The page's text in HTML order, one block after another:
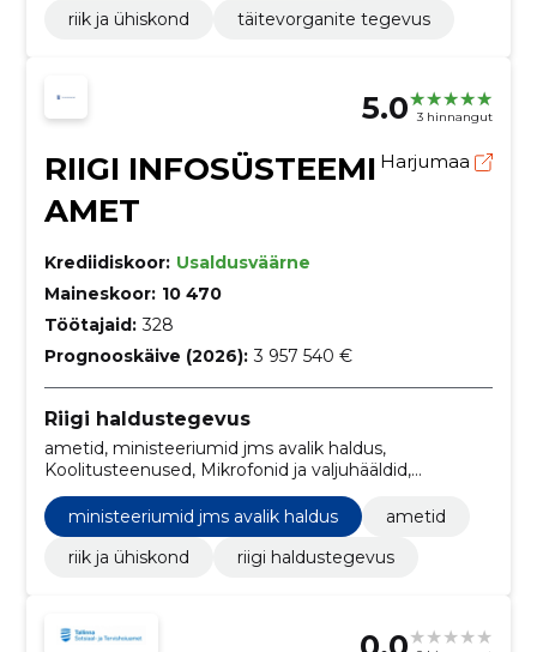
riik ja ühiskond
täitevorganite tegevus
5.0 3 hinnangut
RIIGI INFOSÜSTEEMI
AMET
Harjumaa
Krediidiskoor: Usaldusväärne
Maineskoor: 10 470
Töötajaid: 328
Prognooskäive (2026): 3 957 540 €
Riigi haldustegevus
ametid, ministeeriumid jms avalik haldus,
Koolitusteenused, Mikrofonid ja valjuhääldid,
vastavustestimisega seotud nõustamisteenused,
Uurimis- ja arendustöö planeerimine ning elluviimine,
Kohaliku arvutivõrgu teenused, Uurimis- ja
ministeeriumid jms avalik haldus
ametid
riik ja ühiskond
riigi haldustegevus